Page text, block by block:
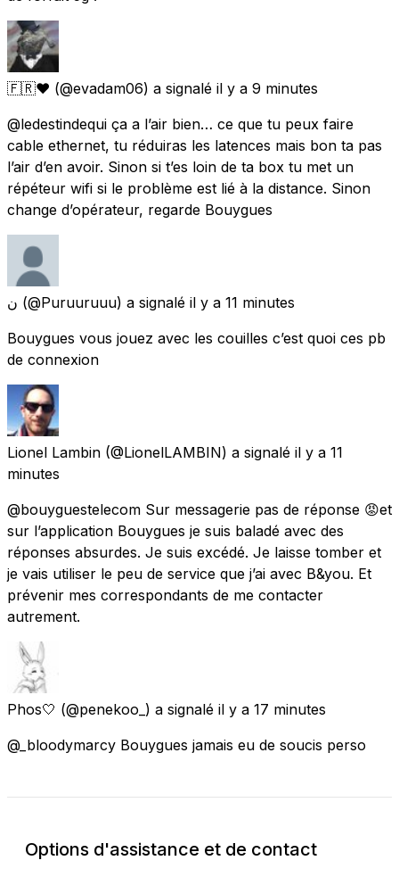
🇫🇷❤️ (@evadam06) a signalé il y a 9 minutes
@ledestindequi ça a l’air bien… ce que tu peux faire
cable ethernet, tu réduiras les latences mais bon ta pas
l’air d’en avoir. Sinon si t’es loin de ta box tu met un
répéteur wifi si le problème est lié à la distance. Sinon
change d’opérateur, regarde Bouygues
ن (@Puruuruuu) a signalé il y a 11 minutes
Bouygues vous jouez avec les couilles c’est quoi ces pb
de connexion
Lionel Lambin (@LionelLAMBIN) a signalé il y a 11
minutes
@bouyguestelecom Sur messagerie pas de réponse 😡et
sur l’application Bouygues je suis baladé avec des
réponses absurdes. Je suis excédé. Je laisse tomber et
je vais utiliser le peu de service que j’ai avec B&you. Et
prévenir mes correspondants de me contacter
autrement.
Phos🤍 (@penekoo_) a signalé il y a 17 minutes
@_bloodymarcy Bouygues jamais eu de soucis perso
Options d'assistance et de contact